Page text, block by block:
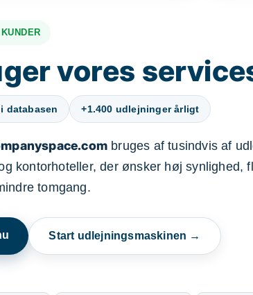
vores
databasen +1.400 udlejninger årligt
bruges af tusindvis af
kontorhoteller, der ønsker høj synlighed,
tomgang.
Start udlejningsmaskinen →